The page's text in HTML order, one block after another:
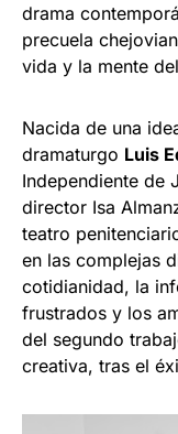
drama
precuela
vida y la mente
Nacida de una
dramaturgo Luis
Independiente de
director Isa
teatro
en las complejas
cotidianidad, la
frustrados y los
del segundo
creativa, tras el